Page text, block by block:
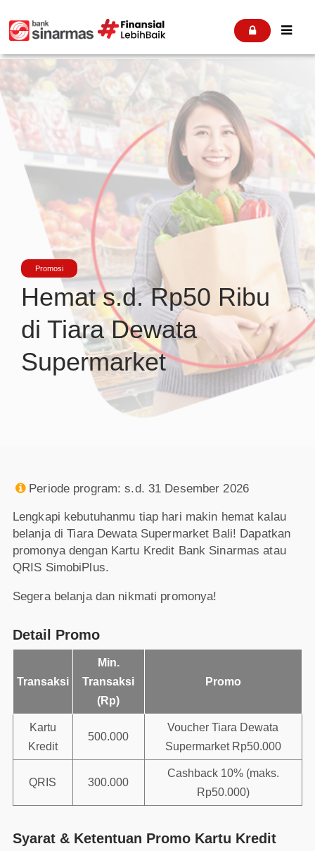
 
Promosi
Hemat s.d. Rp50 Ribu
di Tiara Dewata
Supermarket
 Periode program: s.d. 31 Desember 2026
Lengkapi kebutuhanmu tiap hari makin hemat kalau
belanja di Tiara Dewata Supermarket Bali! Dapatkan
promonya dengan Kartu Kredit Bank Sinarmas atau
QRIS SimobiPlus.
Segera belanja dan nikmati promonya!
Detail Promo
Transaksi
Min.
Transaksi
(Rp)
Promo
Kartu
Kredit
500.000
Voucher Tiara Dewata
Supermarket Rp50.000
QRIS 300.000
Cashback 10% (maks.
Rp50.000)
Syarat & Ketentuan Promo Kartu Kredit